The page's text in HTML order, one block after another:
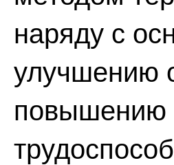
наряду с
улучшению
повышению